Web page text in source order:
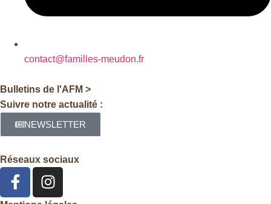
contact@familles-meudon.fr
Bulletins de l'AFM >
Suivre notre actualité :
NEWSLETTER
Réseaux sociaux